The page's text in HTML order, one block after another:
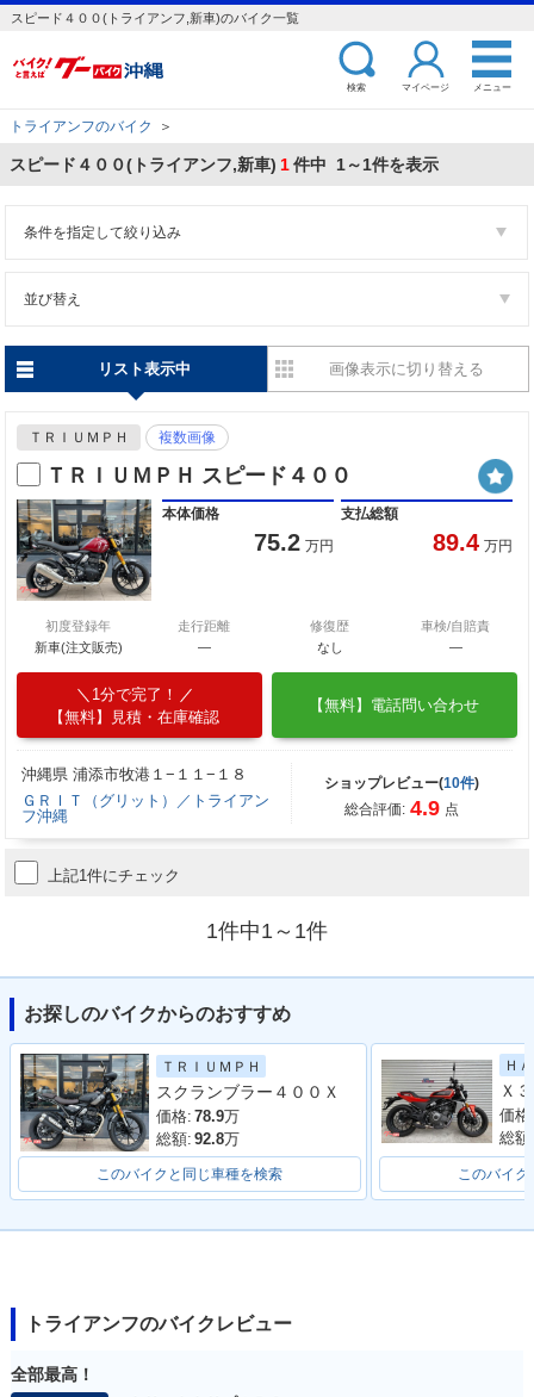
スピード４００(トライアンフ,新車)のバイク一覧
検索 マイページ メニュー
トライアンフのバイク ＞
スピード４００(トライアンフ,新車) 1件中 1～1件を表示
条件を指定して絞り込み
並び替え
リスト表示中 画像表示に切り替える
ＴＲＩＵＭＰＨ 複数画像
ＴＲＩＵＭＰＨ スピード４００
本体価格
75.2 万円
支払総額
89.4 万円
初度登録年
新車(注文販売)
走行距離
―
修復歴
なし
車検/自賠責
―
1分で完了！
【無料】見積・在庫確認
【無料】電話問い合わせ
沖縄県 浦添市牧港１−１１−１８
ＧＲＩＴ（グリット）／トライアン
フ沖縄
ショップレビュー(10件)
総合評価: 4.9 点
上記1件にチェック
1件中1～1件
お探しのバイクからのおすすめ
ＴＲＩＵＭＰＨ
スクランブラー４００Ｘ
価格: 78.9万
総額: 92.8万
このバイクと同じ車種を検索
Ｈ
Ｘ
価格:
総額:
このバイク
トライアンフのバイクレビュー
全部最高！